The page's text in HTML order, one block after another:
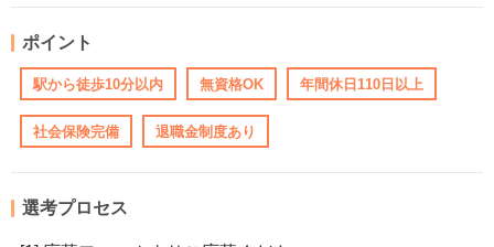
ポイント
駅から徒歩10分以内 無資格OK 年間休日110日以上
社会保険完備 退職金制度あり
選考プロセス